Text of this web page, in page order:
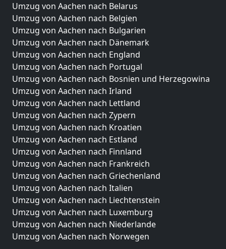
Umzug von Aachen nach Belarus
Umzug von Aachen nach Belgien
Umzug von Aachen nach Bulgarien
Umzug von Aachen nach Dänemark
Umzug von Aachen nach England
Umzug von Aachen nach Portugal
Umzug von Aachen nach Bosnien und Herzegowina
Umzug von Aachen nach Irland
Umzug von Aachen nach Lettland
Umzug von Aachen nach Zypern
Umzug von Aachen nach Kroatien
Umzug von Aachen nach Estland
Umzug von Aachen nach Finnland
Umzug von Aachen nach Frankreich
Umzug von Aachen nach Griechenland
Umzug von Aachen nach Italien
Umzug von Aachen nach Liechtenstein
Umzug von Aachen nach Luxemburg
Umzug von Aachen nach Niederlande
Umzug von Aachen nach Norwegen